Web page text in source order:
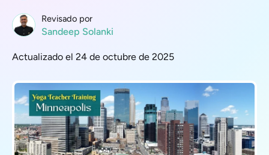
Revisado por
Sandeep Solanki
Actualizado el 24 de octubre de 2025